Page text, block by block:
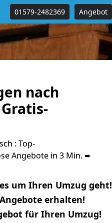
01579-2482369 Angebot
nach
: Top-
Angebote in 3 Min. ➨
um Ihren Umzug geht!
erhalten!
für Ihren Umzug!